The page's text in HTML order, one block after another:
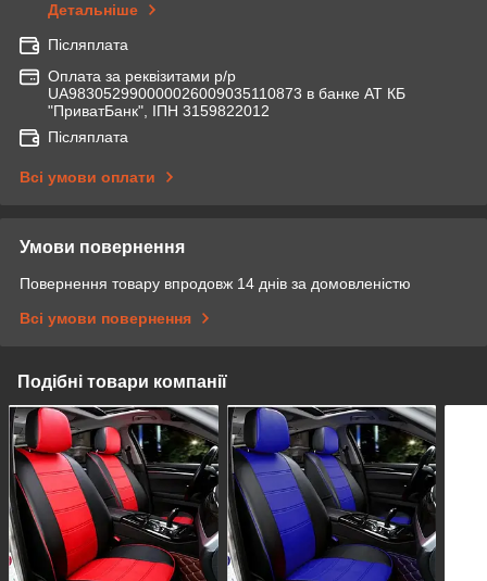
Детальніше
Післяплата
Оплата за реквізитами р/р
UA983052990000026009035110873 в банке АТ КБ
"ПриватБанк", ІПН 3159822012
Післяплата
Всі умови оплати
Умови повернення
Повернення товару впродовж 14 днів за домовленістю
Всі умови повернення
Подібні товари компанії